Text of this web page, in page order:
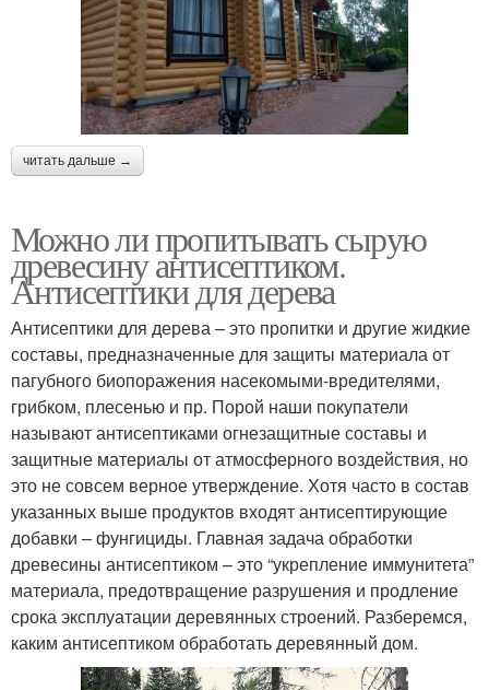
читать дальше →
Можно ли пропитывать сырую
древесину антисептиком.
Антисептики для дерева
Антисептики для дерева – это пропитки и другие жидкие
составы, предназначенные для защиты материала от
пагубного биопоражения насекомыми-вредителями,
грибком, плесенью и пр. Порой наши покупатели
называют антисептиками огнезащитные составы и
защитные материалы от атмосферного воздействия, но
это не совсем верное утверждение. Хотя часто в состав
указанных выше продуктов входят антисептирующие
добавки – фунгициды. Главная задача обработки
древесины антисептиком – это “укрепление иммунитета”
материала, предотвращение разрушения и продление
срока эксплуатации деревянных строений. Разберемся,
каким антисептиком обработать деревянный дом.